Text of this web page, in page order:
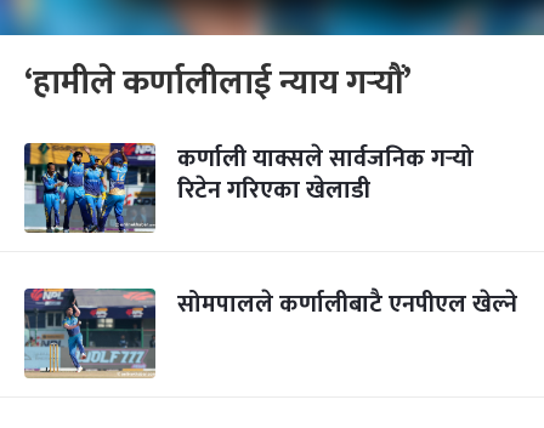
‘हामीले कर्णालीलाई न्याय गर्‍यौं’
कर्णाली याक्सले सार्वजनिक गर्‍यो
रिटेन गरिएका खेलाडी
सोमपालले कर्णालीबाटै एनपीएल खेल्ने